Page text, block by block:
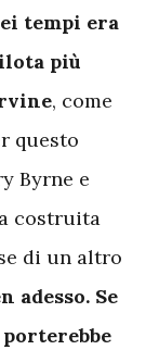
tempi era
più
, come
questo
Byrne e
costruita
di un altro
adesso. Se